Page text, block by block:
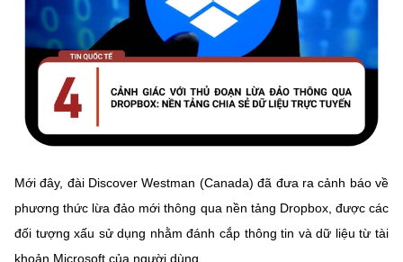
Mới đây, đài Discover Westman (Canada) đã đưa ra cảnh báo về
phương thức lừa đảo mới thông qua nền tảng Dropbox, được các
đối tượng xấu sử dụng nhằm đánh cắp thông tin và dữ liệu từ tài
khoản Microsoft của người dùng.